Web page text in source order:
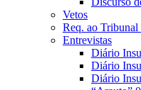
Vetos
Req. ao
Entrevistas
Diário
Diário
Diário